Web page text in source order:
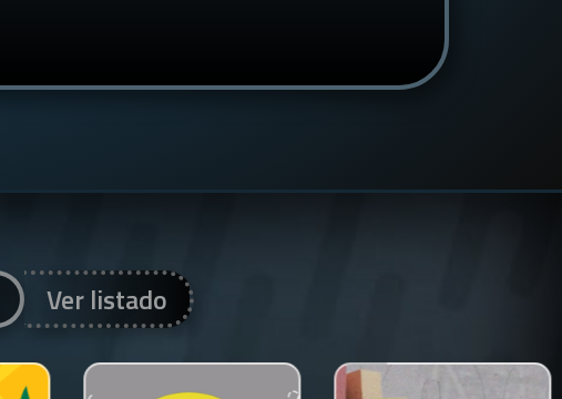
Ver listado